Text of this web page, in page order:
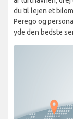
du til lejen et
Perego og
yde den bedste